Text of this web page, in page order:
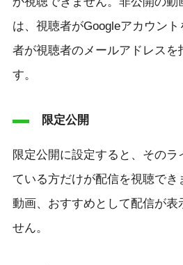
は、視聴者がGoogleアカウン
者が視聴者のメールアドレスを
す。
限定公開
限定公開に設定すると、そのラ
ている方だけが配信を視聴でき
動画、おすすめとして配信が表
せん。